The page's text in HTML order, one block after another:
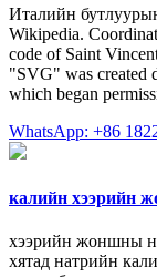
Италийн
Wikipedia.
code of Saint
"SVG" was created
which began
WhatsApp: +86
калийн хээрийн
хээрийн жоншны
хятад натрийн